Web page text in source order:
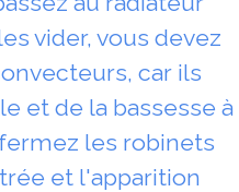
vider, vous devez
car ils
et de la bassesse à
les robinets
et l'apparition